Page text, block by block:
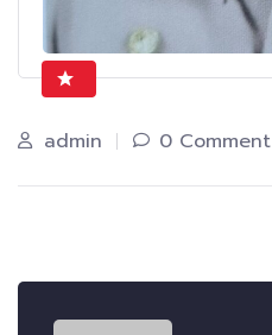
admin 0 Comment